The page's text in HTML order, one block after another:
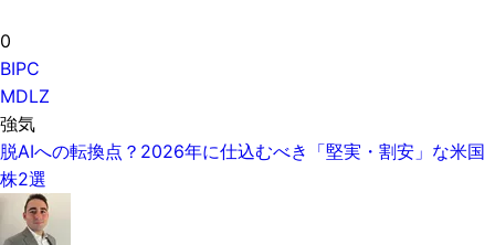
0
BIPC
MDLZ
強気
脱AIへの転換点？2026年に仕込むべき「堅実・割安」な米国
株2選